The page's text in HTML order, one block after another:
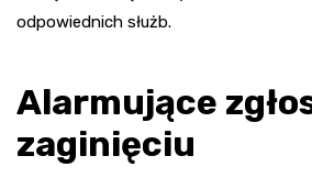
odpowiednich służb.
Alarmujące
zaginięciu